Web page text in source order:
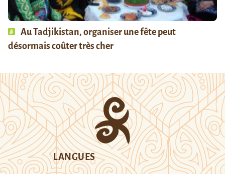
Au Tadjikistan, organiser une fête peut
désormais coûter très cher
LANGUES